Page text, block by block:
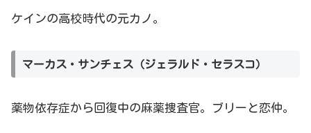
ケインの高校時代の元カノ。
マーカス・サンチェス（ジェラルド・セラスコ）
薬物依存症から回復中の麻薬捜査官。ブリーと恋仲。